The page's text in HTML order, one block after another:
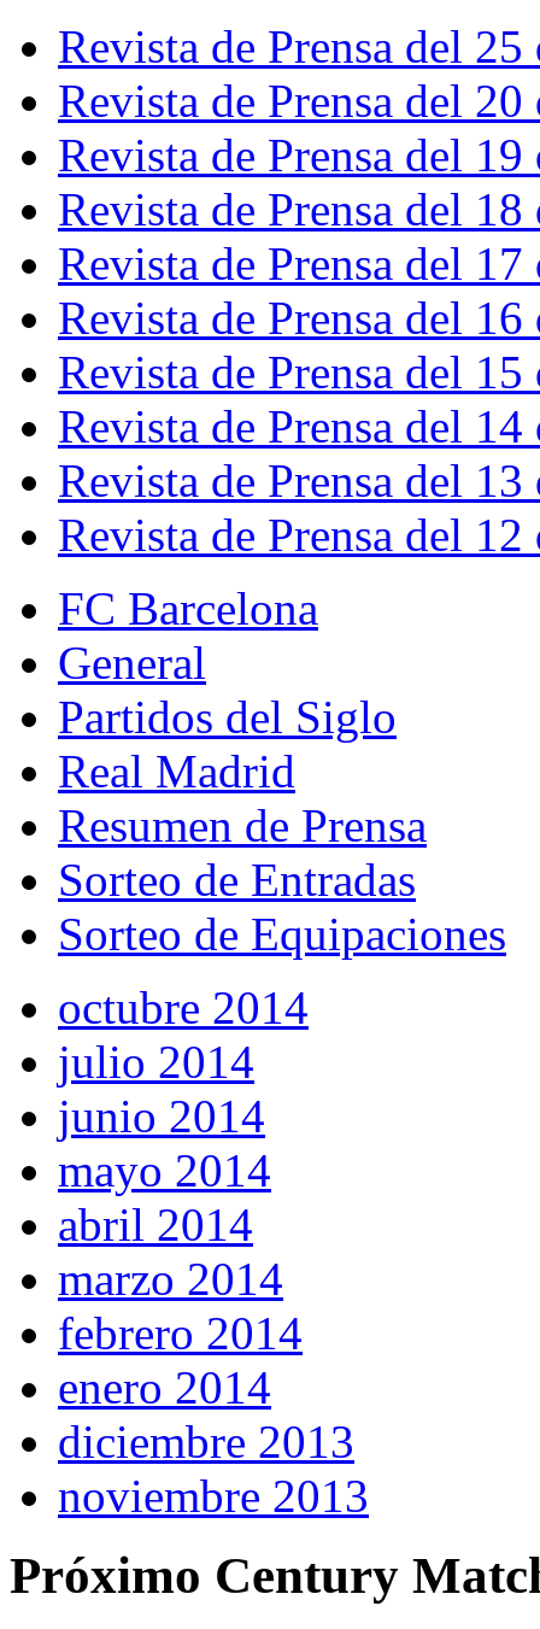
Revista de Prensa del
Revista de Prensa del
Revista de Prensa del
Revista de Prensa del
Revista de Prensa del
Revista de Prensa del
Revista de Prensa del
Revista de Prensa del
Revista de Prensa del
Revista de Prensa del
FC Barcelona
General
Partidos del Siglo
Real Madrid
Resumen de Prensa
Sorteo de Entradas
Sorteo de Equipaciones
octubre 2014
julio 2014
junio 2014
mayo 2014
abril 2014
marzo 2014
febrero 2014
enero 2014
diciembre 2013
noviembre 2013
Próximo Century